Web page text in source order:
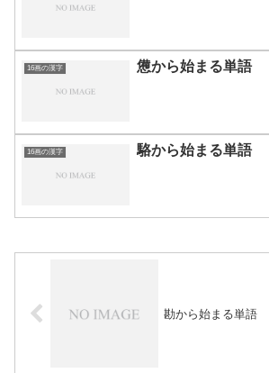
16画の漢字 憊から始まる単語
16画の漢字 駱から始まる単語
勘から始まる単語